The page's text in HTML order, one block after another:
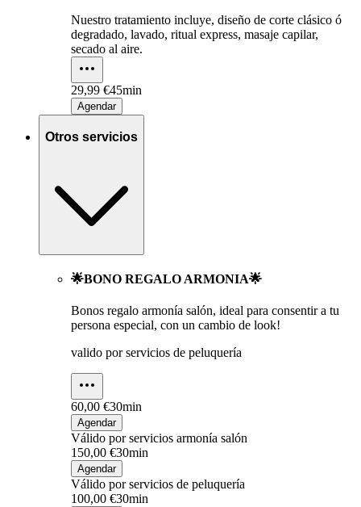
Nuestro tratamiento incluye, diseño de corte clásico ó
degradado, lavado, ritual express, masaje capilar,
secado al aire.
29,99 €45min
Agendar
Otros servicios
🌟BONO REGALO ARMONIA🌟
Bonos regalo armonía salón, ideal para consentir a tu
persona especial, con un cambio de look!
valido por servicios de peluquería
60,00 €30min
Agendar
Válido por servicios armonía salón
150,00 €30min
Agendar
Válido por servicios de peluquería
100,00 €30min